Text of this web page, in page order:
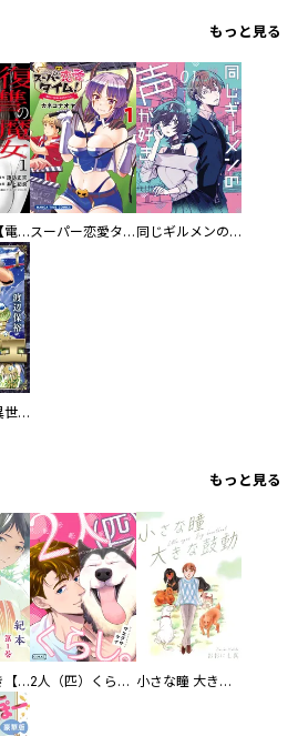
もっと見る
復讐の魔女【電子単行本版】 スーパー恋愛タイム！～現場でドＳな彼女は自宅でデレる～ 同じギルメンの声が好き
ドカクエ 異世界ドカコッククエスト
もっと見る
化けねこ招き【描きおろし付合冊版】 2人（匹）くらし。 小さな瞳 大きな鼓動